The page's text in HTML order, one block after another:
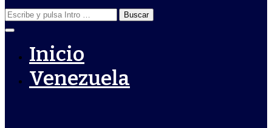
Buscar:
Inicio
Venezuela